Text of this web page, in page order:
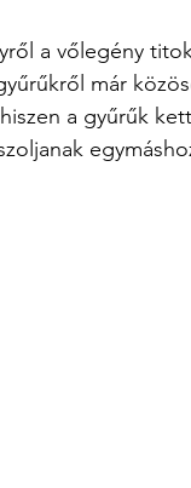
a vőlegény
már
a gyűrűk